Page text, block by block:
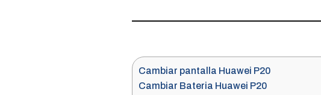
Cambiar pantalla Huawei P20
Cambiar Bateria Huawei P20